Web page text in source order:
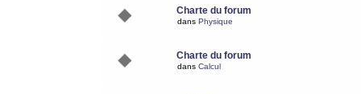
Charte du forum
dans Physique
Charte du forum
dans Calcul